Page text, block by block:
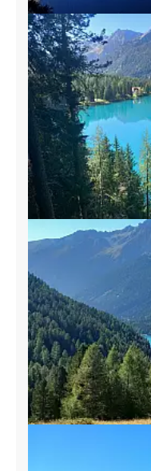
Utilizziamo i cookie
annunci, per fornire
analizzare il nostro
informazioni sul modo
nostri partner che si
pubblicità e social
con altre informazioni
raccolto dal tuo